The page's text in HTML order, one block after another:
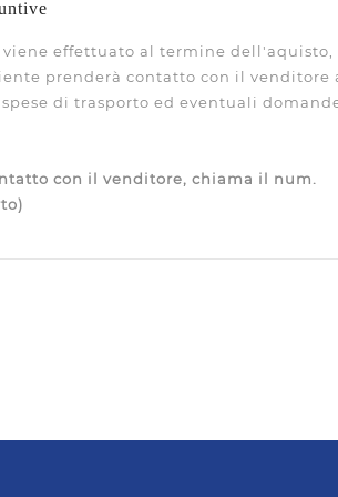
effettuato al termine dell'aquisto,
prenderà contatto con il venditore
di trasporto ed eventuali
con il venditore, chiama il num.